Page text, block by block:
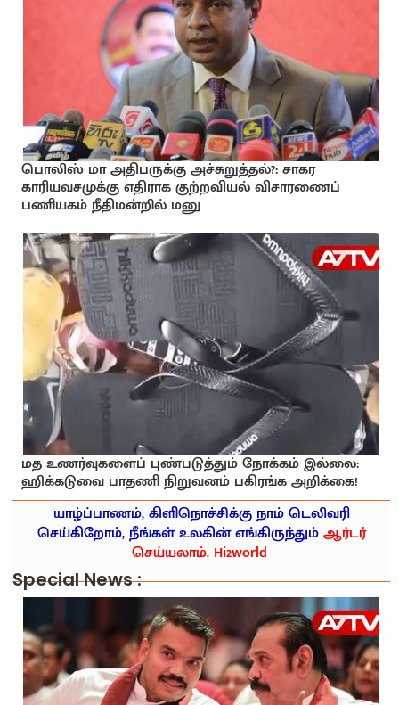
பொலிஸ் மா அதிபருக்கு அச்சுறுத்தல்?: சாகர
காரியவசமுக்கு எதிராக குற்றவியல் விசாரணைப்
பணியகம் நீதிமன்றில் மனு
மத உணர்வுகளைப் புண்படுத்தும் நோக்கம் இல்லை:
ஹிக்கடுவை பாதணி நிறுவனம் பகிரங்க அறிக்கை!
யாழ்ப்பாணம், கிளிநொச்சிக்கு நாம் டெலிவரி
செய்கிறோம், நீங்கள் உலகின் எங்கிருந்தும்ஆர்டர்
செய்யலாம். Hi2world
Special News :